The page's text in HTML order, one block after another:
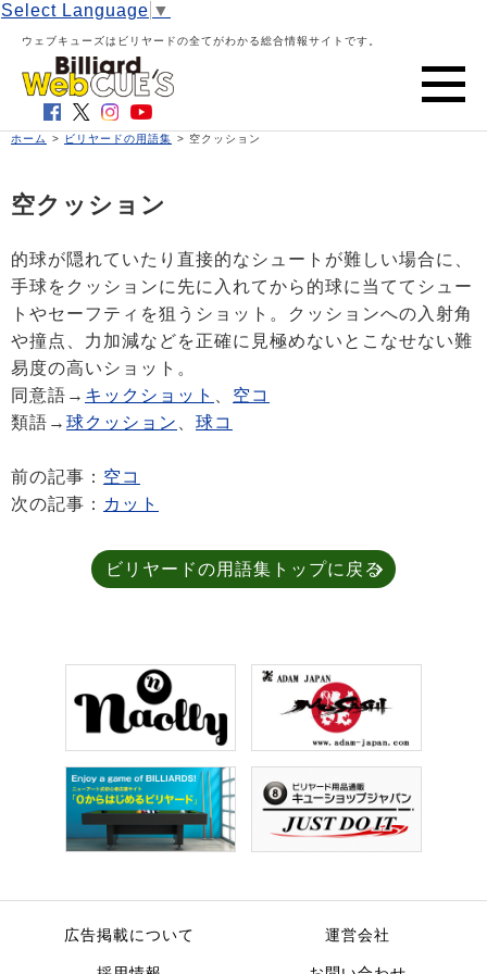
Select Language ▼
ウェブキューズはビリヤードの全てがわかる総合情報サイトです。
ホーム > ビリヤードの用語集 > 空クッション
空クッション
的球が隠れていたり直接的なシュートが難しい場合に、
手球をクッションに先に入れてから的球に当ててシュー
トやセーフティを狙うショット。クッションへの入射角
や撞点、力加減などを正確に見極めないとこなせない難
易度の高いショット。
同意語→ キックショット
空コ
類語→ 球クッション 球コ
前の記事： 空コ
次の記事： カット
ビリヤードの用語集トップに戻る
広告掲載について 運営会社